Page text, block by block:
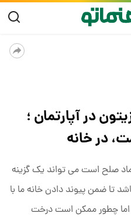
در آپارتمان ؛
در خانه
صلح است می تواند یک گزینه
تا ضمن پیوند دادن خانه ما با
اما چطور ممکن است درخت